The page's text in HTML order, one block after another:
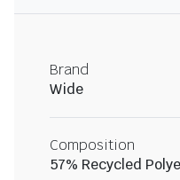
Brand
Wide
Composition
57% Recycled